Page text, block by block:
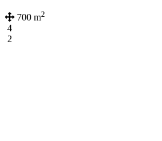
700 m2
4
2